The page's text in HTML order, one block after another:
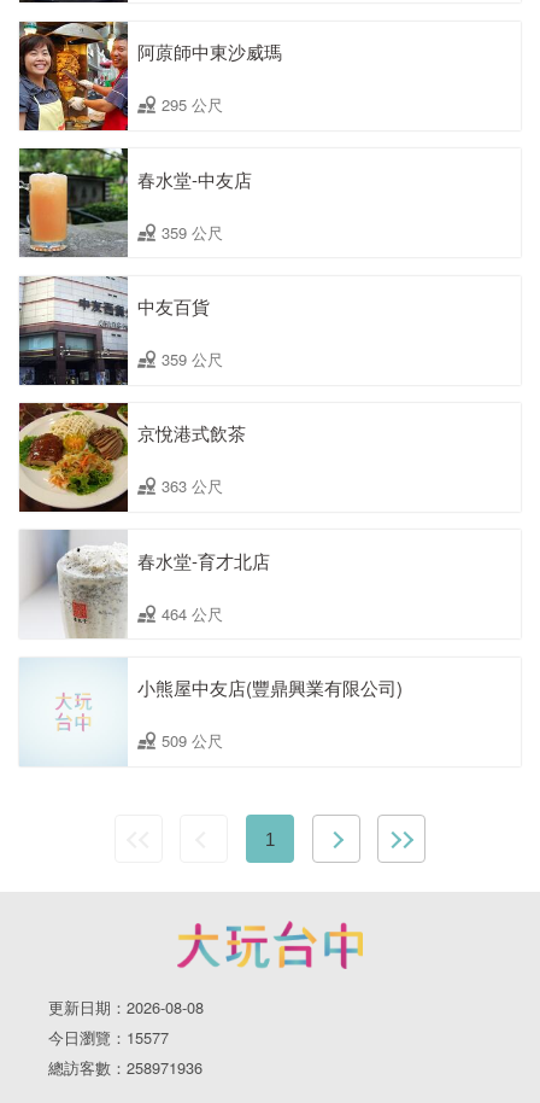
阿蒝師中東沙威瑪
295 公尺
春水堂-中友店
359 公尺
中友百貨
359 公尺
京悅港式飲茶
363 公尺
春水堂-育才北店
464 公尺
小熊屋中友店(豐鼎興業有限公司)
509 公尺
1
更新日期：2026-08-08
今日瀏覽：15577
總訪客數：258971936